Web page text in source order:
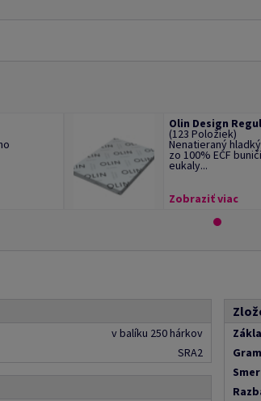
Olin Design
(123 Položiek)
Nenatieraný
zo 100% ECF
eukaly...
Zobraziť viac
v balíku 250 hárkov
SRA2